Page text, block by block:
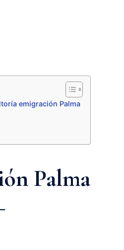
emigración Palma
Palma